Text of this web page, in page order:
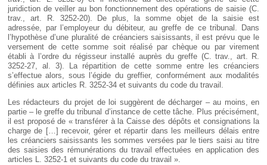
juridiction de veiller au bon fonctionnement des opérations de saisie (C.
trav., art. R. 3252-20). De plus, la somme objet de la saisie est
adressée, par l’employeur du débiteur, au greffe de ce tribunal. Dans
l’hypothèse d’une pluralité de créanciers saisissants, il est prévu que le
versement de cette somme soit réalisé par chèque ou par virement
établi à l’ordre du régisseur installé auprès du greffe (C. trav., art. R.
3252-27, al. 3). La répartition de cette somme entre les créanciers
s’effectue alors, sous l’égide du greffier, conformément aux modalités
définies aux articles R. 3252-34 et suivants du code du travail.
Les rédacteurs du projet de loi suggèrent de décharger – au moins, en
partie – le greffe du tribunal d’instance de cette tâche. Plus précisément,
il est proposé de « transférer à la Caisse des dépôts et consignations la
charge de […] recevoir, gérer et répartir dans les meilleurs délais entre
les créanciers saisissants les sommes versées par le tiers saisi au titre
des saisies des rémunérations du travail effectuées en application des
articles L. 3252-1 et suivants du code du travail ».